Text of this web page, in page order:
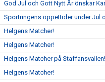
God Jul och Gott Nytt År önskar
Sportringens öppettider under Jul
Helgens Matcher!
Helgens Matcher!
Helgens Matcher på Staffansvallen!
Helgens Matcher!